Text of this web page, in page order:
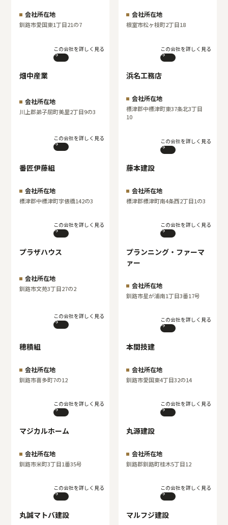
会社所在地
釧路市愛国東1丁目21の7
この会社を詳しく見る
会社所在地
根室市松ヶ枝町2丁目18
この会社を詳しく見る
畑中産業
会社所在地
川上郡弟子屈町美里2丁目9の3
この会社を詳しく見る
浜名工務店
会社所在地
標津郡中標津町東37条北3丁目
10
この会社を詳しく見る
番匠伊藤組
会社所在地
標津郡中標津町字俵橋142の3
この会社を詳しく見る
藤本建設
会社所在地
標津郡標津町南4条西2丁目1の3
この会社を詳しく見る
プラザハウス
会社所在地
釧路市文苑3丁目27の2
この会社を詳しく見る
プランニング・ファーマ
ァー
会社所在地
釧路市星が浦南1丁目3番17号
この会社を詳しく見る
穂積組
会社所在地
釧路市喜多町7の12
この会社を詳しく見る
本間技建
会社所在地
釧路市愛国東4丁目32の14
この会社を詳しく見る
マジカルホーム
会社所在地
釧路市米町3丁目1番35号
この会社を詳しく見る
丸源建設
会社所在地
釧路郡釧路町桂木5丁目12
この会社を詳しく見る
丸誠マトバ建設 マルフジ建設